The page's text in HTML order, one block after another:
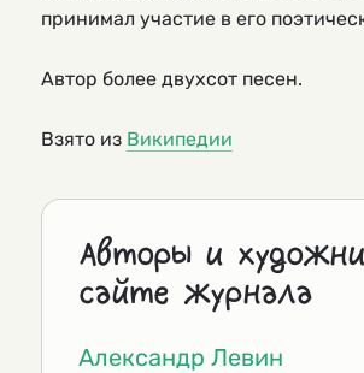
принимал участие в его
Автор более двухсот песен.
Взято из Википедии
Авторы и
сайте журнала
Александр Левин